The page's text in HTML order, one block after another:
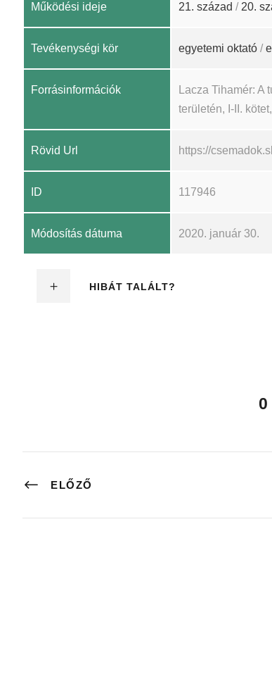
Működési ideje 21. század / 20.
Tevékenységi kör egyetemi oktató /
Forrásinformációk
Lacza Tihamér:
területén, I-II.
Rövid Url https://
ID 117946
Módosítás dátuma 2020. január 30.
HIBÁT TALÁLT?
0
ELŐZŐ